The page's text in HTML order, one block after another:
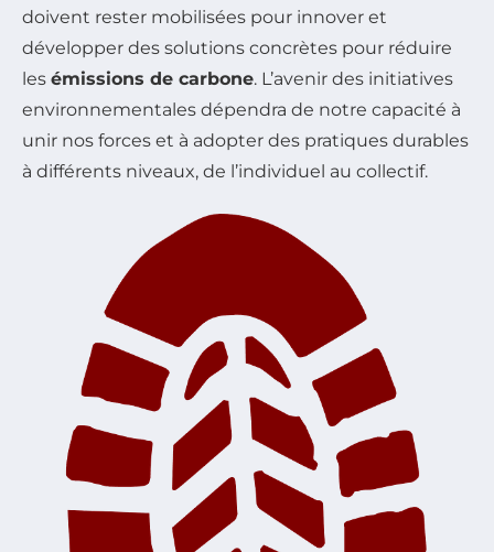
doivent rester mobilisées pour innover et
développer des solutions concrètes pour réduire
les émissions de carbone. L’avenir des initiatives
environnementales dépendra de notre capacité à
unir nos forces et à adopter des pratiques durables
à différents niveaux, de l’individuel au collectif.